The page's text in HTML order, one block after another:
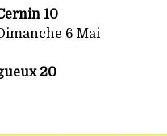
10
6 Mai
20